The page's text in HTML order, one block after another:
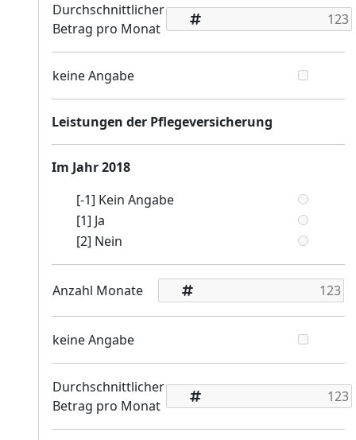
Durchschnittlicher
Betrag pro Monat
keine Angabe
Leistungen der Pflegeversicherung
Im Jahr 2018
[-1] Kein Angabe
[1] Ja
[2] Nein
Anzahl Monate
keine Angabe
Durchschnittlicher
Betrag pro Monat